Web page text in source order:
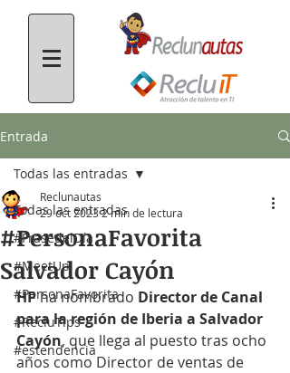
Entrada
Todas las entradas
#FrasedelDía
#MeetUp
#PersonaFavorita
#RecluTips
#estendencia
Todas las entradas
#PersonaFavorita
Salvador Cayón
Reclunautas
29 oct 20232 min de lectura
HP ha nombrado Director de Canal
para la región de Iberia a Salvador
Cayón, que llega al puesto tras ocho
años como Director de ventas de